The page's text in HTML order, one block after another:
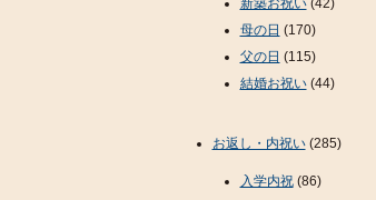
新築お祝い(42)
母の日 (170)
父の日 (115)
結婚お祝い(44)
お返し・内祝い(285)
入学内祝(86)